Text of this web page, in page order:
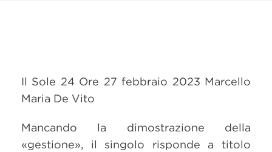
Il Sole 24 Ore 27 febbraio 2023 Marcello
Maria De Vito
Mancando la dimostrazione della
«gestione», il singolo risponde a titolo